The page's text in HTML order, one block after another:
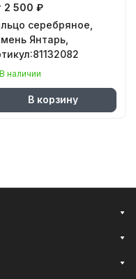
2 500 ₽
серебряное,
Янтарь,
В наличии
В корзину